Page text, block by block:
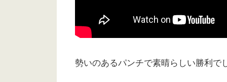
勢いのあるパンチで素晴らしい勝利で